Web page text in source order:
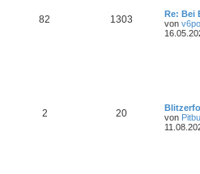
82 1303
Re: Bei
von
2 20
von